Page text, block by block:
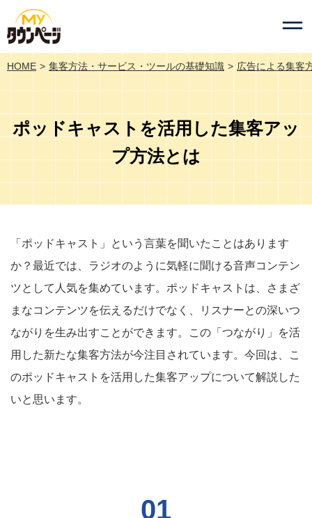
HOME 集客方法・サービス・ツールの基礎知識 広告による集客
ポッドキャストを活用した集客アッ
プ方法とは
「ポッドキャスト」という言葉を聞いたことはあります
か？最近では、ラジオのように気軽に聞ける音声コンテン
ツとして人気を集めています。ポッドキャストは、さまざ
まなコンテンツを伝えるだけでなく、リスナーとの深いつ
ながりを生み出すことができます。この「つながり」を活
用した新たな集客方法が今注目されています。今回は、こ
のポッドキャストを活用した集客アップについて解説した
いと思います。